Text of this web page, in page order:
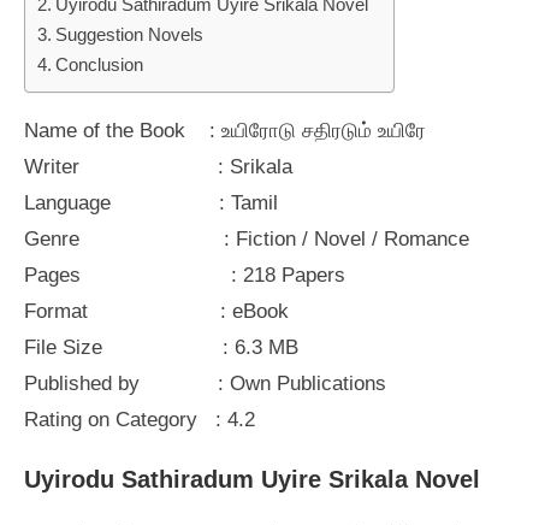
Uyirodu Sathiradum Uyire Srikala Novel
Suggestion Novels
Conclusion
Name of the Book : உயிரோடு சதிரடும் உயிரே
Writer : Srikala
Language : Tamil
Genre : Fiction / Novel / Romance
Pages : 218 Papers
Format : eBook
File Size : 6.3 MB
Published by : Own Publications
Rating on Category : 4.2
Uyirodu Sathiradum Uyire Srikala Novel